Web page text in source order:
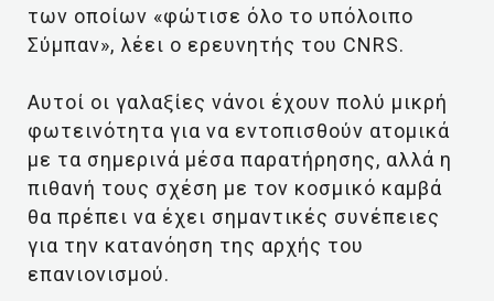
των οποίων «φώτισε όλο το υπόλοιπο
Σύμπαν», λέει ο ερευνητής του CNRS.
Αυτοί οι γαλαξίες νάνοι έχουν πολύ μικρή
φωτεινότητα για να εντοπισθούν ατομικά
με τα σημερινά μέσα παρατήρησης, αλλά η
πιθανή τους σχέση με τον κοσμικό καμβά
θα πρέπει να έχει σημαντικές συνέπειες
για την κατανόηση της αρχής του
επανιονισμού.